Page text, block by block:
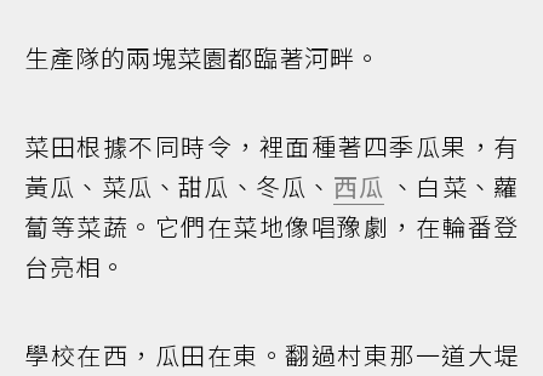
生產隊的兩塊菜園都臨著河畔。
菜田根據不同時令，裡面種著四季瓜果，有
黃瓜、菜瓜、甜瓜、冬瓜、 西瓜 、白菜、蘿
蔔等菜蔬。它們在菜地像唱豫劇，在輪番登
台亮相。
學校在西，瓜田在東。翻過村東那一道大堤